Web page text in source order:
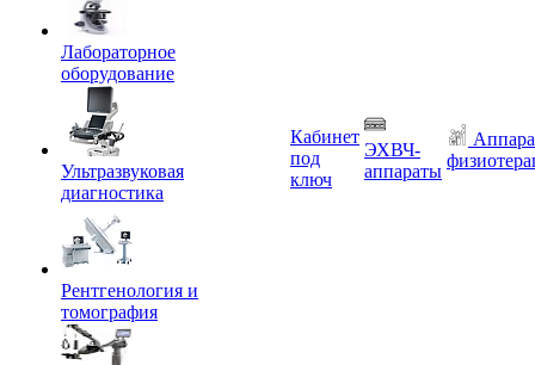
Лабораторное
оборудование
Ультразвуковая
диагностика
Рентгенология и
томография
Кабинет
под
ключ
ЭХВЧ-
аппараты